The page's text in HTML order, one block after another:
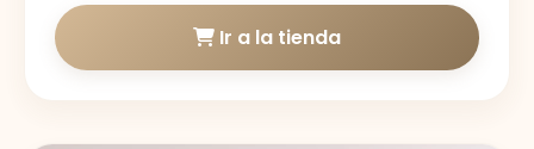
Ir a la tienda